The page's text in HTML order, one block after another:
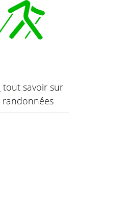
tout savoir sur
randonnées